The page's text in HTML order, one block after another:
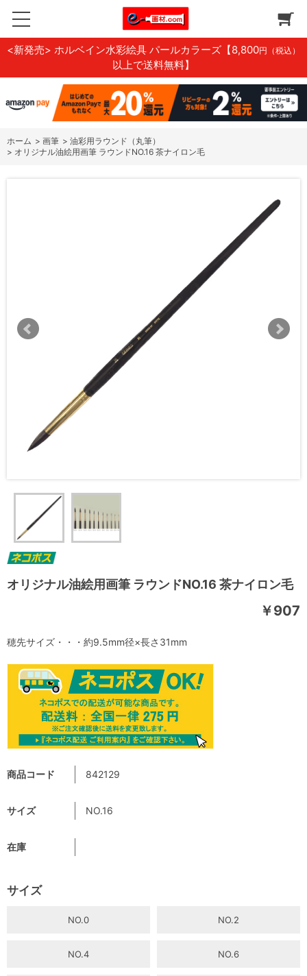
<新発売> ホルベイン水彩絵具 パールカラーズ 【8,800円（税込）
以上で送料無料】
ホーム > 画筆 > 油彩用ラウンド（丸筆）
> オリジナル油絵用画筆 ラウンドNO.16 茶ナイロン毛
オリジナル油絵用画筆 ラウンドNO.16 茶ナイロン毛
￥907
商品コード 842129
サイズ NO.16
在庫
サイズ
NO.0 NO.2
NO.4 NO.6
穂先サイズ・・・約9.5mm径×長さ31mm